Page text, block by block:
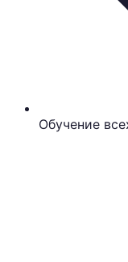
Обучение